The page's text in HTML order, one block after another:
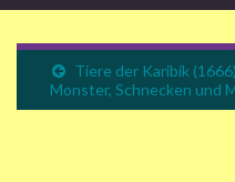
Tiere der Karibik
Monster, Schnecken und